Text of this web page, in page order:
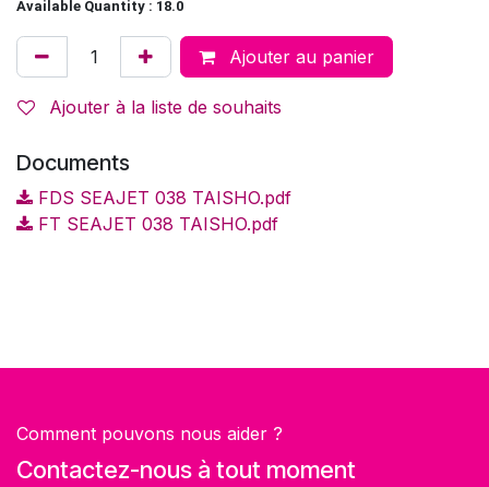
Available Quantity : 18.0
Ajouter au panier
Ajouter à la liste de souhaits
Documents
FDS SEAJET 038 TAISHO.pdf
FT SEAJET 038 TAISHO.pdf
Comment pouvons nous aider ?
Contactez-nous à tout moment